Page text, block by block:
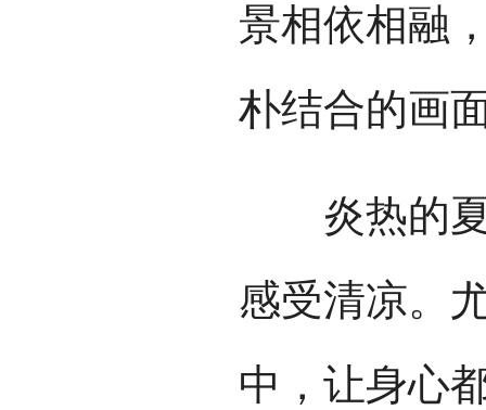
景相依相融
朴结合的画
炎热的夏
感受清凉。
中，让身心